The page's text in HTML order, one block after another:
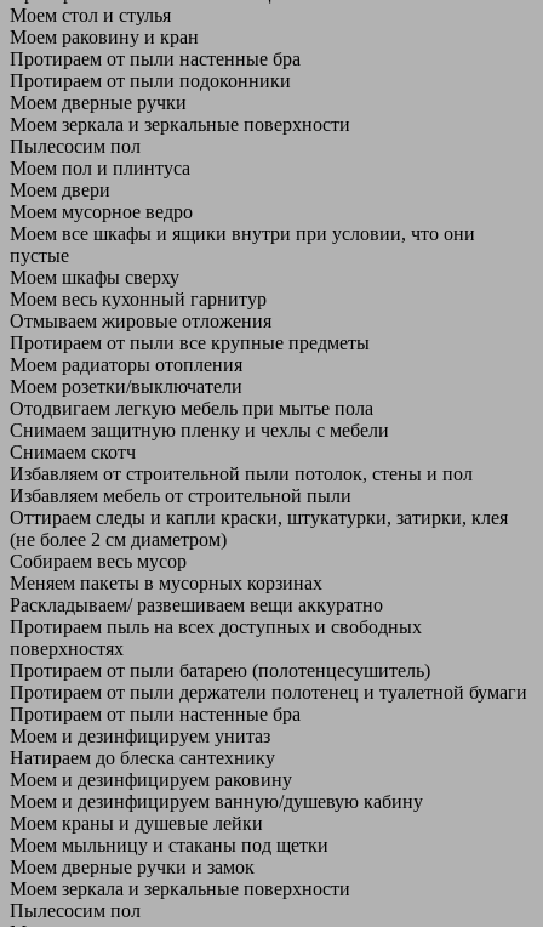
Моем стол и стулья
Моем раковину и кран
Протираем от пыли настенные бра
Протираем от пыли подоконники
Моем дверные ручки
Моем зеркала и зеркальные поверхности
Пылесосим пол
Моем пол и плинтуса
Моем двери
Моем мусорное ведро
Моем все шкафы и ящики внутри при условии, что они
пустые
Моем шкафы сверху
Моем весь кухонный гарнитур
Отмываем жировые отложения
Протираем от пыли все крупные предметы
Моем радиаторы отопления
Моем розетки/выключатели
Отодвигаем легкую мебель при мытье пола
Снимаем защитную пленку и чехлы с мебели
Снимаем скотч
Избавляем от строительной пыли потолок, стены и пол
Избавляем мебель от строительной пыли
Оттираем следы и капли краски, штукатурки, затирки, клея
(не более 2 см диаметром)
Собираем весь мусор
Меняем пакеты в мусорных корзинах
Раскладываем/ развешиваем вещи аккуратно
Протираем пыль на всех доступных и свободных
поверхностях
Протираем от пыли батарею (полотенцесушитель)
Протираем от пыли держатели полотенец и туалетной бумаги
Протираем от пыли настенные бра
Моем и дезинфицируем унитаз
Натираем до блеска сантехнику
Моем и дезинфицируем раковину
Моем и дезинфицируем ванную/душевую кабину
Моем краны и душевые лейки
Моем мыльницу и стаканы под щетки
Моем дверные ручки и замок
Моем зеркала и зеркальные поверхности
Пылесосим пол